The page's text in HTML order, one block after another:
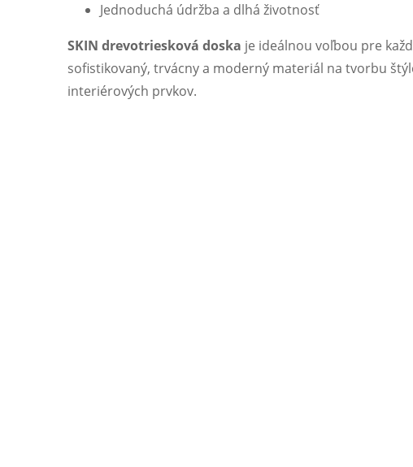
Jednoduchá údržba a dlhá životnosť
SKIN drevotriesková doska je ideálnou voľbou pre
sofistikovaný, trvácny a moderný materiál na tvorbu
interiérových prvkov.